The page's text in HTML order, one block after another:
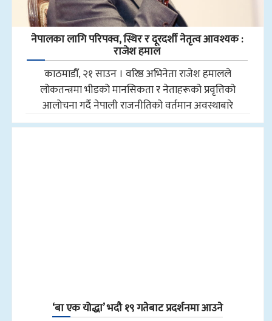
नेपालका लागि परिपक्व, स्थिर र दूरदर्शी नेतृत्व आवश्यक :
राजेश हमाल
काठमाडौँ, २१ साउन । वरिष्ठ अभिनेता राजेश हमालले
लोकतन्त्रमा भीडको मानसिकता र नेताहरूको प्रवृत्तिको
आलोचना गर्दै नेपाली राजनीतिको वर्तमान अवस्थाबारे
‘बा एक योद्धा’ भदौ १९ गतेबाट प्रदर्शनमा आउने